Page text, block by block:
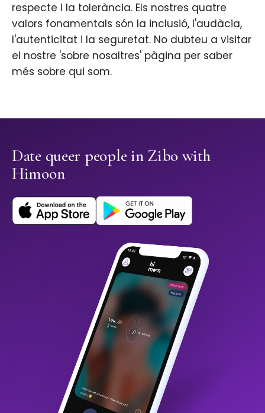
respecte i la tolerància. Els nostres quatre
valors fonamentals són la inclusió, l'audàcia,
l'autenticitat i la seguretat. No dubteu a visitar
el nostre 'sobre nosaltres' pàgina per saber
més sobre qui som.
Date queer people in Zibo with
Himoon